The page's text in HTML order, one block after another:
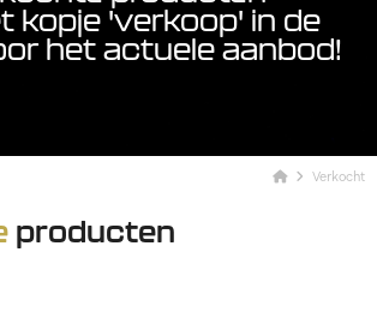
kopje 'verkoop' in de
het actuele aanbod!
Verkocht
producten